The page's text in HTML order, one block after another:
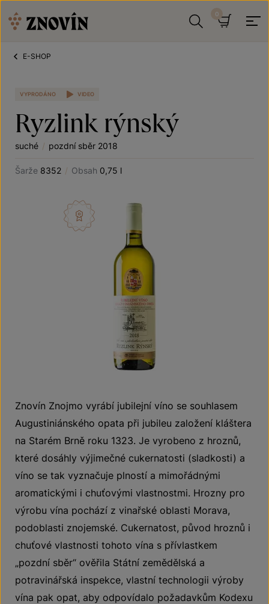
E-SHOP
VYPRODÁNO VIDEO
Ryzlink rýnský
suché / pozdní sběr 2018
Šarže 8352 / Obsah 0,75 l
Znovín Znojmo vyrábí jubilejní víno se souhlasem
Augustiniánského opata při jubileu založení kláštera
na Starém Brně roku 1323. Je vyrobeno z hroznů,
které dosáhly výjimečné cukernatosti (sladkosti) a
víno se tak vyznačuje plností a mimořádnými
aromatickými i chuťovými vlastnostmi. Hrozny pro
výrobu vína pochází z vinařské oblasti Morava,
podoblasti znojemské. Cukernatost, původ hroznů i
chuťové vlastnosti tohoto vína s přívlastkem
„pozdní sběr“ ověřila Státní zemědělská a
potravinářská inspekce, vlastní technologii výroby
vína pak opat, aby odpovídalo požadavkům Kodexu